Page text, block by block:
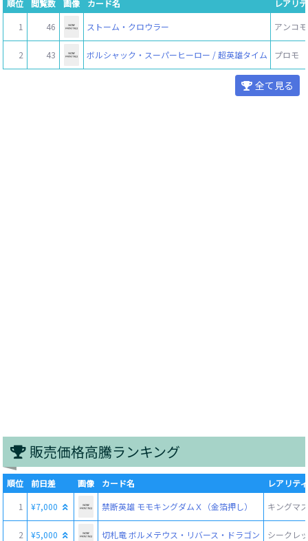
順位 閲覧数 画像 カード名
レアリ
1
46 ストーム・クロウラー アンコ
2 43 ボルシャック・スーパーヒーロー / 超英雄タイム プロモ
全て見る
販売価格高騰ランキング
順位 前日差 画像 カード名
レアリティ
1
¥7,000 禁断英雄 モモキングダムＸ（金箔押し） キングマ
2 ¥5,000 切札竜 ボルメテウス・リバース・ドラゴン シークレ